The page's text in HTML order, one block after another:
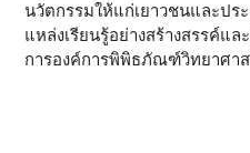
นวัตกรรมให้แก่เยาวชนและปร
แหล่งเรียนรู้อย่างสร้างสรรค์แล
การองค์การพิพิธภัณฑ์วิทยาศา